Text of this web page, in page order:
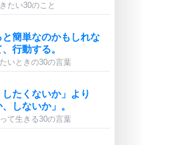
たい30のこと
と簡単なのかもしれな
行動する。
いときの30の言葉
したくないか」より
、しないか」。
て生きる30の言葉